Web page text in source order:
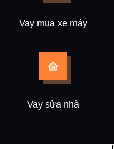
Vay mua xe máy
Vay sửa nhà